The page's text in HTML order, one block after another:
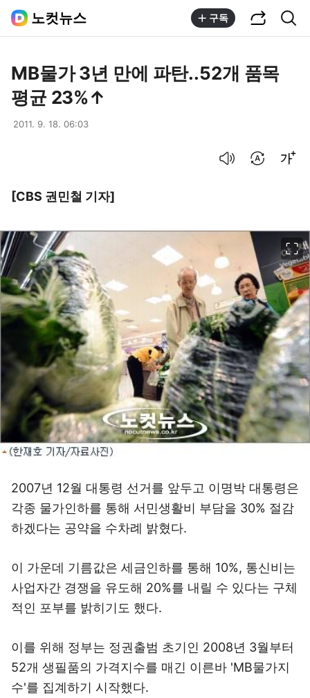
노컷뉴스 구독
MB물가 3년 만에 파탄..52개 품목
평균 23%↑
2011. 9. 18. 06:03
[CBS 권민철 기자]
2007년 12월 대통령 선거를 앞두고 이명박 대통령은
각종 물가인하를 통해 서민생활비 부담을 30% 절감
하겠다는 공약을 수차례 밝혔다.
이 가운데 기름값은 세금인하를 통해 10%, 통신비는
사업자간 경쟁을 유도해 20%를 내릴 수 있다는 구체
적인 포부를 밝히기도 했다.
이를 위해 정부는 정권출범 초기인 2008년 3월부터
52개 생필품의 가격지수를 매긴 이른바 'MB물가지
수'를 집계하기 시작했다.